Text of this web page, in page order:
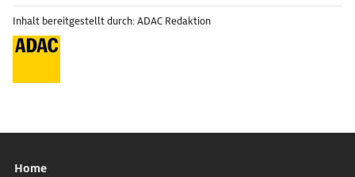
Inhalt bereitgestellt durch: ADAC Redaktion
Home